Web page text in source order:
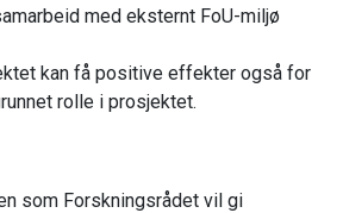
med eksternt FoU-miljø
kan få positive effekter også for
rolle i prosjektet.
som Forskningsrådet vil gi